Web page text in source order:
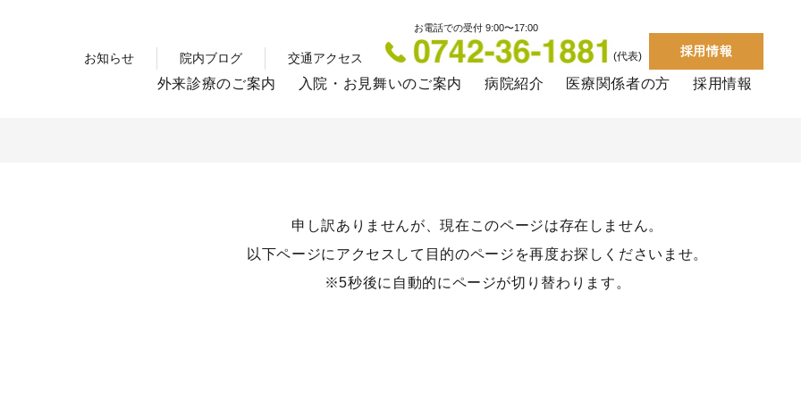
お知らせ 院内ブログ 交通アクセス
お電話での受付 9:00〜17:00
(代表) 採用情報
採用情報
医療関係者の方
病院紹介
入院・お見舞いのご案内
外来診療のご案内
申し訳ありませんが、現在このページは存在しません。
以下ページにアクセスして目的のページを再度お探しくださいませ。
※5秒後に自動的にページが切り替わります。